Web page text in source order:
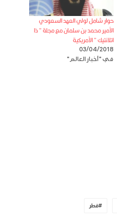
حوار شامل لولي العهد السعودي
الأمير محمد بن سلمان مع مجلة ” ذا
اتلانتيك ” الأمريكية
03/04/2018
في "أخبار العالم"
قطر